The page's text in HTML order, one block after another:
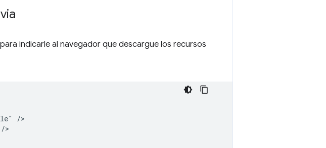
indicarle al navegador que descargue los recursos
/>
>